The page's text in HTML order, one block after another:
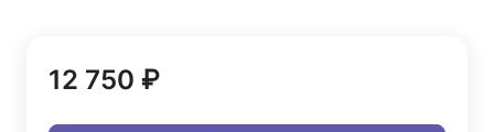
12 750 ₽